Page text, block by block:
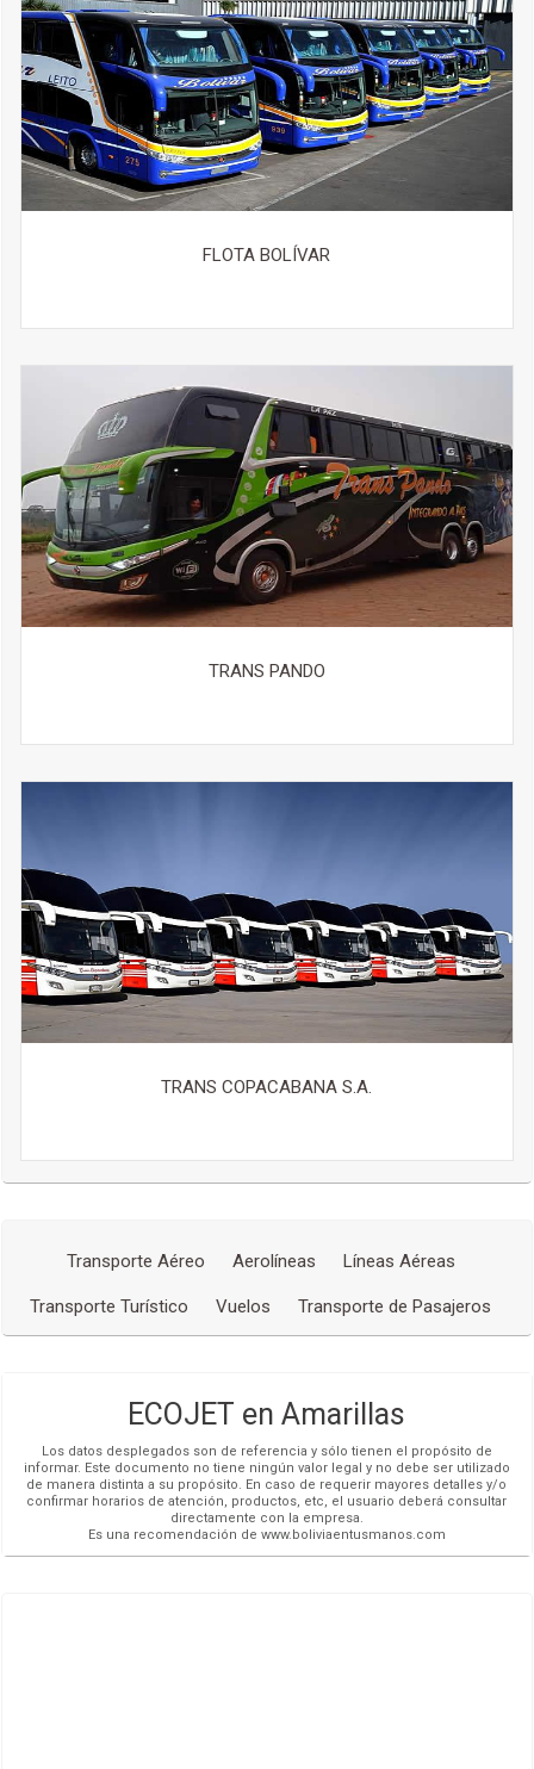
FLOTA BOLÍVAR
TRANS PANDO
TRANS COPACABANA S.A.
Transporte Aéreo Aerolíneas Líneas Aéreas
Transporte Turístico Vuelos Transporte de Pasajeros
ECOJET en Amarillas
Los datos desplegados son de referencia y sólo tienen el propósito de
informar. Este documento no tiene ningún valor legal y no debe ser utilizado
de manera distinta a su propósito. En caso de requerir mayores detalles y/o
confirmar horarios de atención, productos, etc, el usuario deberá consultar
directamente con la empresa.
Es una recomendación de www.boliviaentusmanos.com